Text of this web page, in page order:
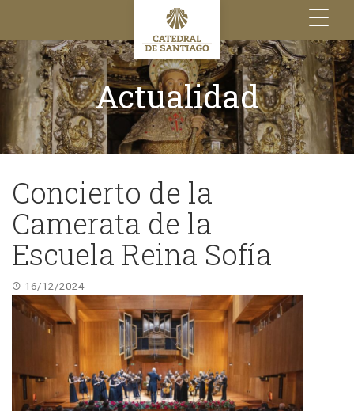
Toggle
navigation
Actualidad
Concierto de la
Camerata de la
Escuela Reina Sofía
16/12/2024